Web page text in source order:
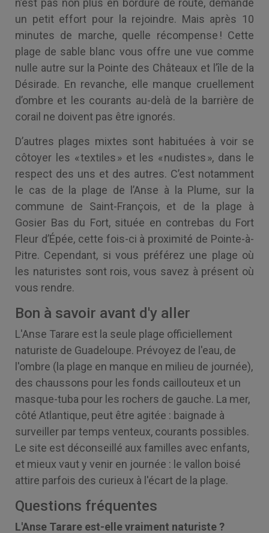
un petit effort pour la rejoindre. Mais après 10
minutes de marche, quelle récompense ! Cette
plage de sable blanc vous offre une vue comme
nulle autre sur la Pointe des Châteaux et l’île de la
Désirade. En revanche, elle manque cruellement
d’ombre et les courants au-delà de la barrière de
corail ne doivent pas être ignorés.
D’autres plages mixtes sont habituées à voir se
côtoyer les « textiles » et les « nudistes », dans le
respect des uns et des autres. C’est notamment
le cas de la plage de l’Anse à la Plume, sur la
commune de Saint-François, et de la plage à
Gosier Bas du Fort, située en contrebas du Fort
Fleur d’Épée, cette fois-ci à proximité de Pointe-à-
Pitre. Cependant, si vous préférez une plage où
les naturistes sont rois, vous savez à présent où
vous rendre.
Bon à savoir avant d'y aller
L'Anse Tarare est la seule plage officiellement
naturiste de Guadeloupe. Prévoyez de l'eau, de
l'ombre (la plage en manque en milieu de journée),
des chaussons pour les fonds caillouteux et un
masque-tuba pour les rochers de gauche. La mer,
côté Atlantique, peut être agitée : baignade à
surveiller par temps venteux, courants possibles.
Le site est déconseillé aux familles avec enfants,
et mieux vaut y venir en journée : le vallon boisé
attire parfois des curieux à l'écart de la plage.
Questions fréquentes
L'Anse Tarare est-elle vraiment naturiste ?